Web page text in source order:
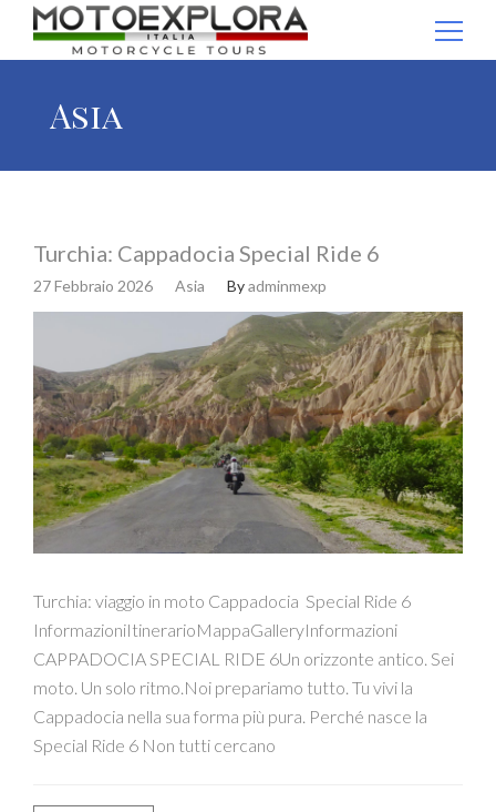
Asia
Turchia: Cappadocia Special Ride 6
27 Febbraio 2026 Asia Byadminmexp
Turchia: viaggio in moto Cappadocia Special Ride 6
InformazioniItinerarioMappaGalleryInformazioni
CAPPADOCIA SPECIAL RIDE 6Un orizzonte antico. Sei
moto. Un solo ritmo.Noi prepariamo tutto. Tu vivi la
Cappadocia nella sua forma più pura. Perché nasce la
Special Ride 6 Non tutti cercano